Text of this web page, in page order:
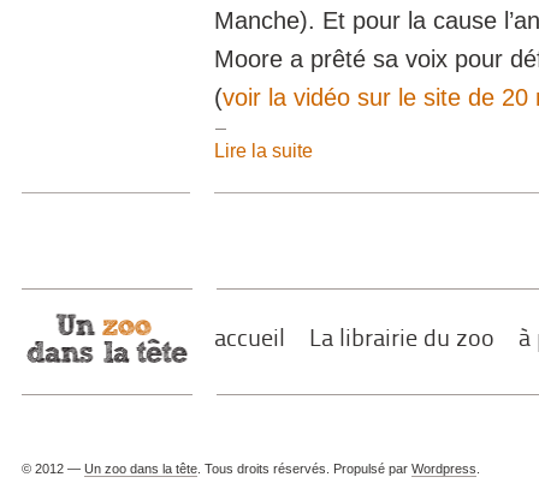
Manche). Et pour la cause
Moore a prêté sa voix pour
(voir la vidéo sur le site de 20
Lire la suite
accueil La librairie du zoo à
© 2012 — Un zoo dans la tête. Tous droits réservés. Propulsé par Wordpress